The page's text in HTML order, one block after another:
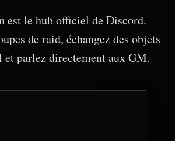
est le hub officiel de Discord.
de raid, échangez des objets
et parlez directement aux GM.